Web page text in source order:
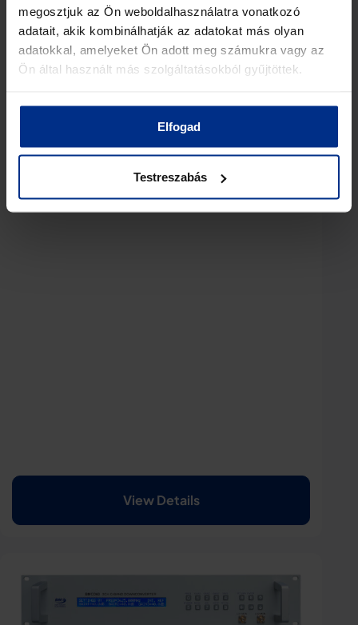
megosztjuk az Ön weboldalhasználatra vonatkozó
adatait, akik kombinálhatják az adatokat más olyan
adatokkal, amelyeket Ön adott meg számukra vagy az
Ön által használt más szolgáltatásokból gyűjtöttek.
Elfogad
Testreszabás
BMCD125 Ku-band Tri-Band Outdoor Test Loop
View Details